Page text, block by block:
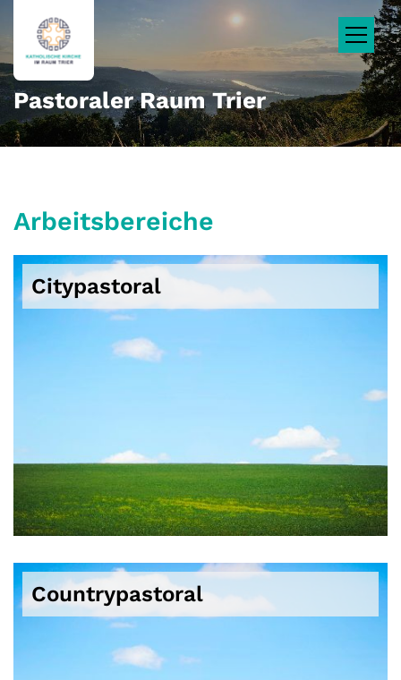
Pastoraler Raum Trier
Arbeitsbereiche
Citypastoral
Countrypastoral